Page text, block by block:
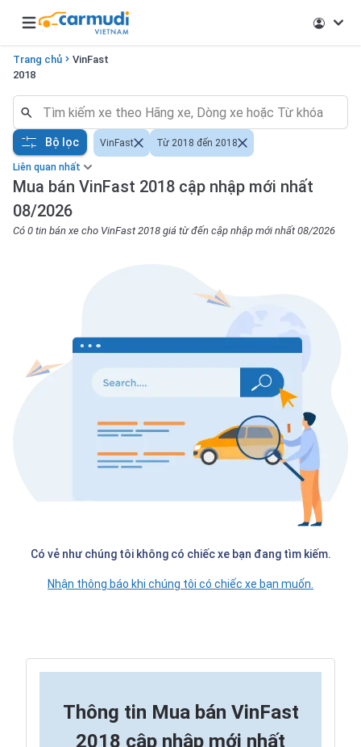
Open main menu
Trang chủ
VinFast
2018
Liên quan nhất
Mua bán VinFast 2018 cập nhập mới nhất
08/2026
Có 0 tin bán xe cho VinFast 2018 giá từ đến cập nhập mới nhất 08/2026
Bộ lọc VinFast Từ 2018 đến 2018
Có vẻ như chúng tôi không có chiếc xe bạn đang tìm kiếm.
Nhận thông báo khi chúng tôi có chiếc xe bạn muốn.
Thông tin Mua bán VinFast
2018 cập nhập mới nhất